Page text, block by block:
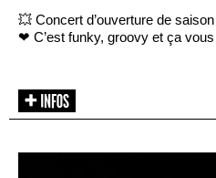
💥 Concert d’ouverture de saison
❤ C’est funky, groovy et ça